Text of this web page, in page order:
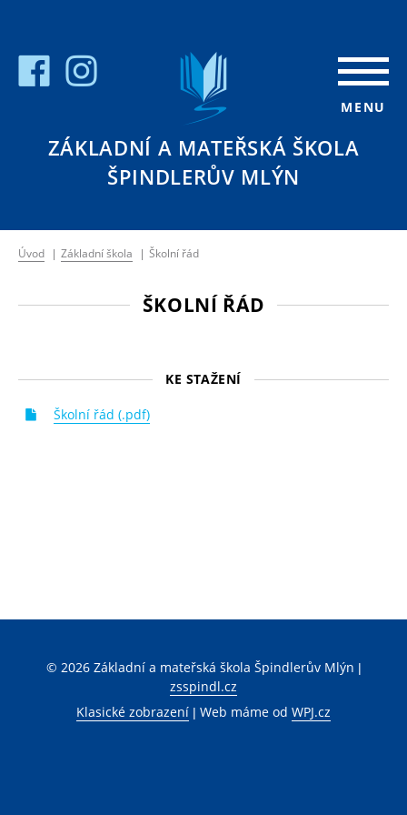
ZÁKLADNÍ A MATEŘSKÁ ŠKOLA
ŠPINDLERŮV MLÝN
MENU
Úvod | Základní škola | Školní řád
ŠKOLNÍ ŘÁD
KE STAŽENÍ
Školní řád (.pdf)
© 2026 Základní a mateřská škola Špindlerův Mlýn |
zsspindl.cz
Klasické zobrazení | Web máme od WPJ.cz